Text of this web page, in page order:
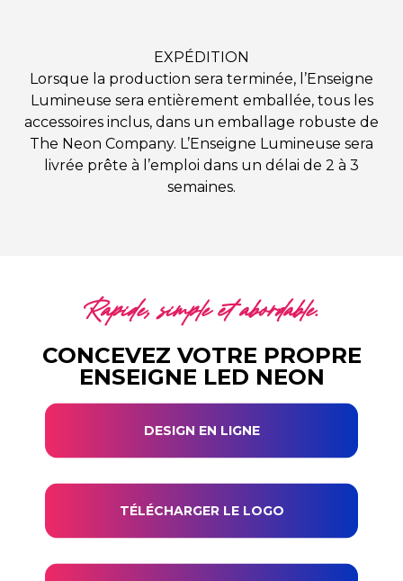
EXPÉDITION
Lorsque la production sera terminée, l’Enseigne
Lumineuse sera entièrement emballée, tous les
accessoires inclus, dans un emballage robuste de
The Neon Company. L’Enseigne Lumineuse sera
livrée prête à l’emploi dans un délai de 2 à 3
semaines.
Rapide, simple et abordable.
CONCEVEZ VOTRE PROPRE
ENSEIGNE LED NEON
DESIGN EN LIGNE
TÉLÉCHARGER LE LOGO